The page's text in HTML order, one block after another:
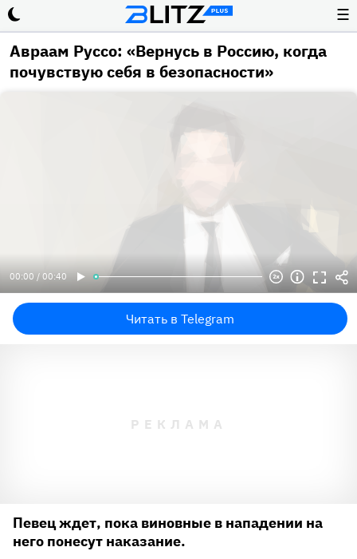
☰
Авраам Руссо: «Вернусь в Россию, когда
почувствую себя в безопасности»
00:00 / 00:40
Читать в Telegram
Певец ждет, пока виновные в нападении на
него понесут наказание.